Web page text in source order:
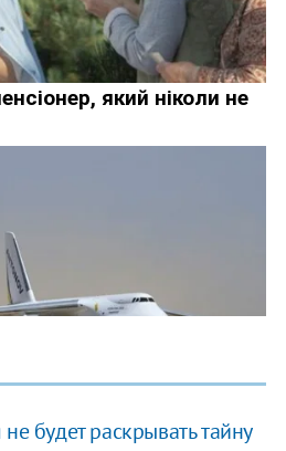
будет раскрывать тайну